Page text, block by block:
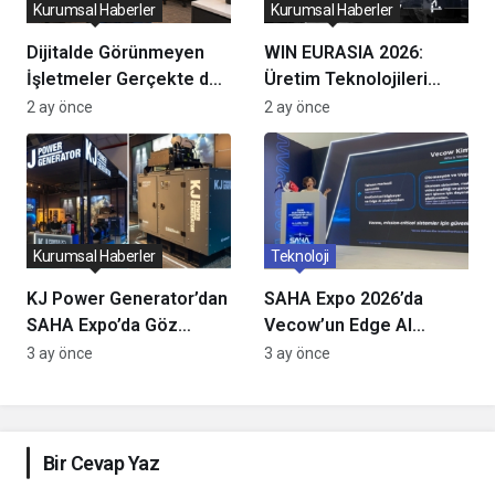
Dijitalde Görünmeyen
İşletmeler Gerçekte de
Kaybolur
Kurumsal Haberler
2 ay önce
WIN EURASIA 2026:
Üretim Teknolojileri
Dijital Ticaretle
Buluşuyor
Kurumsal Haberler
2 ay önce
KJ Power Generator’dan
SAHA Expo’da Göz
Kamaştıran Tanıtım: Yeni
Kurumsal Haberler
3 ay önce
SAHA Expo 2026’da
Vecow’un Edge AI
Çözümleri İstanbul’da
Teknoloji
3 ay önce
Bir Cevap Yaz